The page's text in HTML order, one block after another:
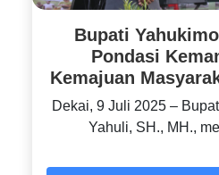
Bupati
Pondasi
Kemajuan
‎‎Dekai, 9 Juli 2025 –
Yahuli, SH., MH.,